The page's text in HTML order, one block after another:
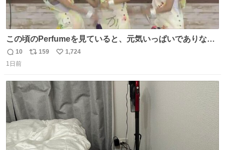
この頃のPerfumeを見ていると、元気いっぱいでありなが
ら決して感情に任せすぎることなく、しっかりと制御され
たダンスであることに新鮮に驚く。3人のあげた足の向き
こから積み重ねてきた努力や練習量が見て取れる…
返
信
10
リ
ト
159
い
数
1,724
1日前